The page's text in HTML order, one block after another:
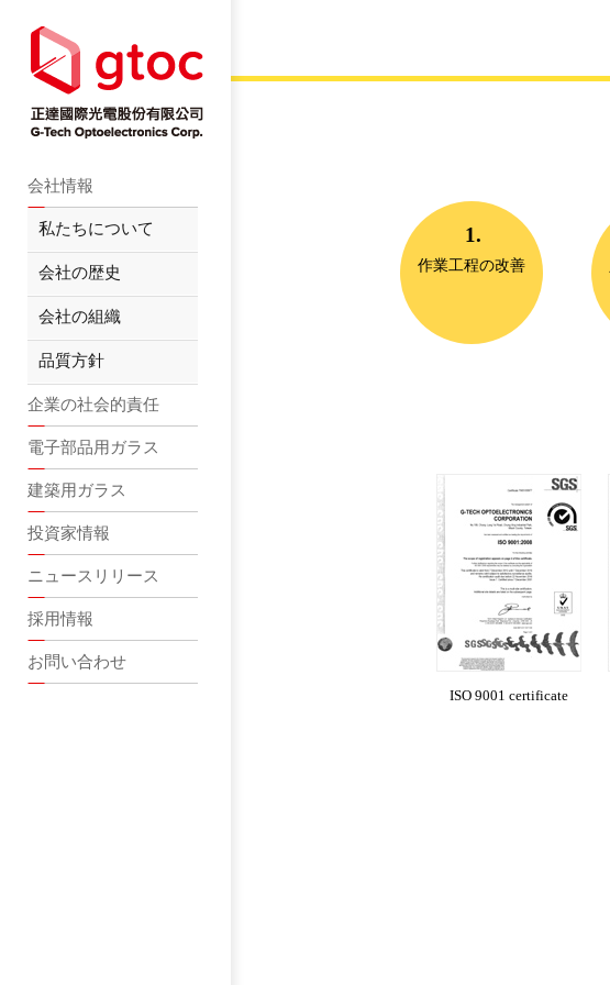
会社情報
私たちについて
会社の歴史
会社の組織
品質方針
企業の社会的責任
電子部品用ガラス
建築用ガラス
投資家情報
ニュースリリース
採用情報
お問い合わせ
1.
作業工程の改善
ISO 9001 certificate